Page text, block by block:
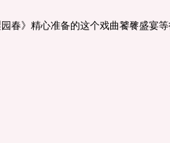
》精心准备的这个戏曲饕餮盛宴等